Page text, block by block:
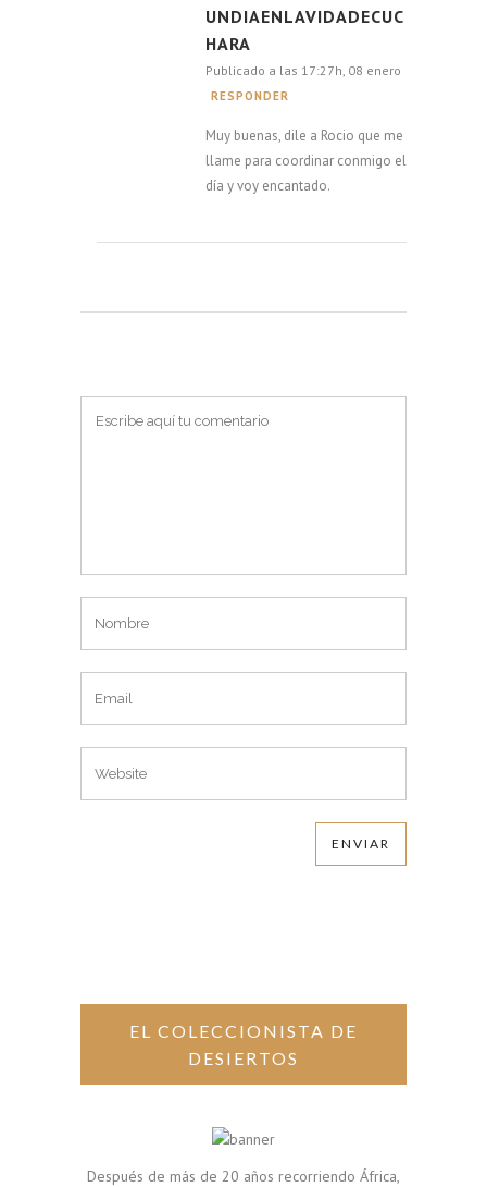
UNDIAENLAVIDADECUC
HARA
Publicado a las 17:27h, 08 enero
RESPONDER
Muy buenas, dile a Rocio que me
llame para coordinar conmigo el
día y voy encantado.
EL COLECCIONISTA DE
DESIERTOS
Después de más de 20 años recorriendo África,